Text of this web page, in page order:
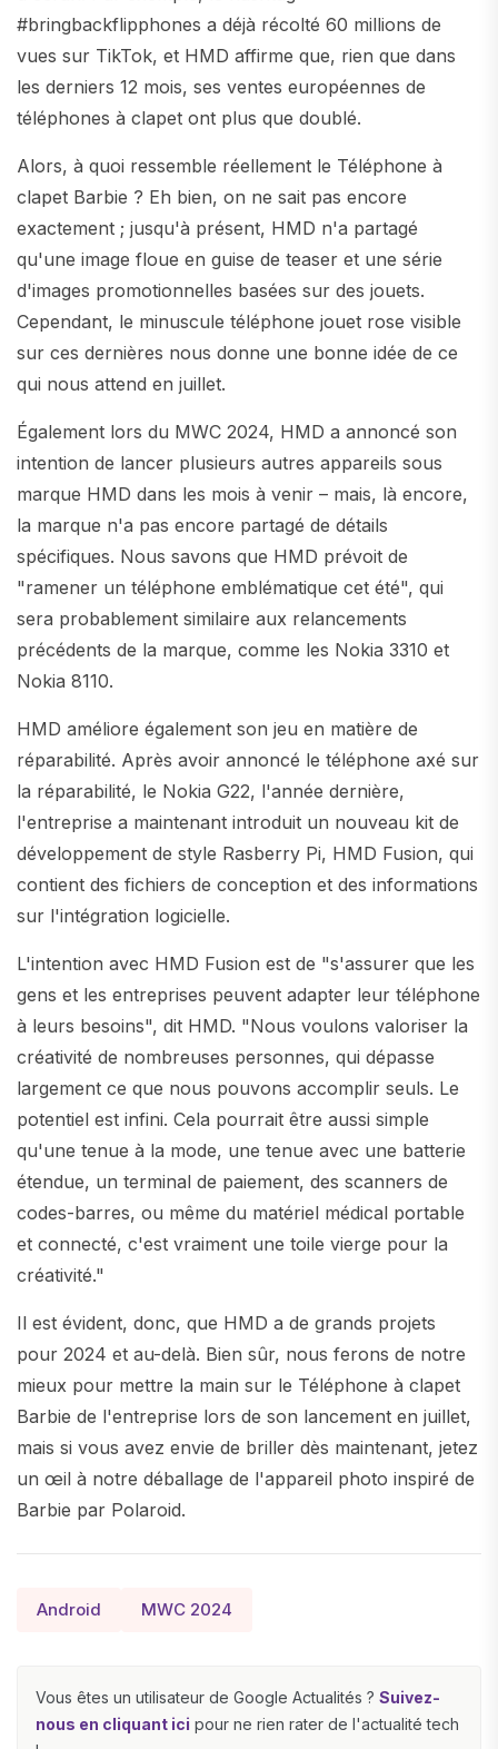
#bringbackflipphones a déjà récolté 60 millions de
vues sur TikTok, et HMD affirme que, rien que dans
les derniers 12 mois, ses ventes européennes de
téléphones à clapet ont plus que doublé.
Alors, à quoi ressemble réellement le Téléphone à
clapet Barbie ? Eh bien, on ne sait pas encore
exactement ; jusqu'à présent, HMD n'a partagé
qu'une image floue en guise de teaser et une série
d'images promotionnelles basées sur des jouets.
Cependant, le minuscule téléphone jouet rose visible
sur ces dernières nous donne une bonne idée de ce
qui nous attend en juillet.
Également lors du MWC 2024, HMD a annoncé son
intention de lancer plusieurs autres appareils sous
marque HMD dans les mois à venir – mais, là encore,
la marque n'a pas encore partagé de détails
spécifiques. Nous savons que HMD prévoit de
"ramener un téléphone emblématique cet été", qui
sera probablement similaire aux relancements
précédents de la marque, comme les Nokia 3310 et
Nokia 8110.
HMD améliore également son jeu en matière de
réparabilité. Après avoir annoncé le téléphone axé sur
la réparabilité, le Nokia G22, l'année dernière,
l'entreprise a maintenant introduit un nouveau kit de
développement de style Rasberry Pi, HMD Fusion, qui
contient des fichiers de conception et des informations
sur l'intégration logicielle.
L'intention avec HMD Fusion est de "s'assurer que les
gens et les entreprises peuvent adapter leur téléphone
à leurs besoins", dit HMD. "Nous voulons valoriser la
créativité de nombreuses personnes, qui dépasse
largement ce que nous pouvons accomplir seuls. Le
potentiel est infini. Cela pourrait être aussi simple
qu'une tenue à la mode, une tenue avec une batterie
étendue, un terminal de paiement, des scanners de
codes-barres, ou même du matériel médical portable
et connecté, c'est vraiment une toile vierge pour la
créativité."
Il est évident, donc, que HMD a de grands projets
pour 2024 et au-delà. Bien sûr, nous ferons de notre
mieux pour mettre la main sur le Téléphone à clapet
Barbie de l'entreprise lors de son lancement en juillet,
mais si vous avez envie de briller dès maintenant, jetez
un œil à notre déballage de l'appareil photo inspiré de
Barbie par Polaroid.
Android MWC 2024
Vous êtes un utilisateur de Google Actualités ? Suivez-
nous en cliquant ici pour ne rien rater de l'actualité tech